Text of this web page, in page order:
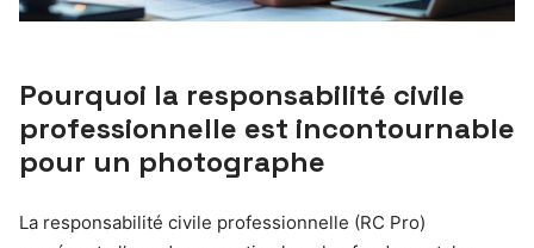
Pourquoi la responsabilité civile
professionnelle est incontournable
pour un photographe
La responsabilité civile professionnelle (RC Pro)